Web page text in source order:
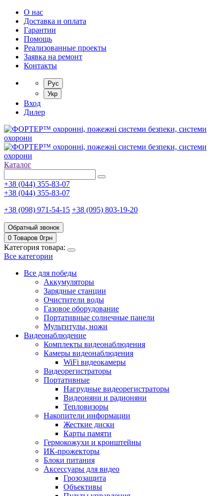
О нас
Доставка и оплата
Гарантии
Помощь
Реализованные проекты
Заявка на ремонт
Контакты
Рус
Укр
Вход
Дилер
Каталог
+38 (044) 355-83-07
+38 (044) 355-83-07
+38 (098) 971-54-15 +38 (095) 803-19-20
Обратный звонок
0 Товаров 0грн
Категория товара:
Все категории
Все для победы
Аккумуляторы
Зарядные станции
Очистители воды
Газовое оборудование
Портативные солнечные панели
Мультитулы, ножи
Видеонаблюдение
Комплекты видеонаблюдения
Камеры видеонаблюдения
WiFi видеокамеры
Видеорегистраторы
Портативные
Нагрудные видеорегистраторы
Видеоняни и радионяни
Тепловизоры
Накопители информации
Жесткие диски
Карты памяти
Гермокожухи и кронштейны
ИК-прожекторы
Блоки питания
Аксессуары для видео
Грозозащита
Объективы